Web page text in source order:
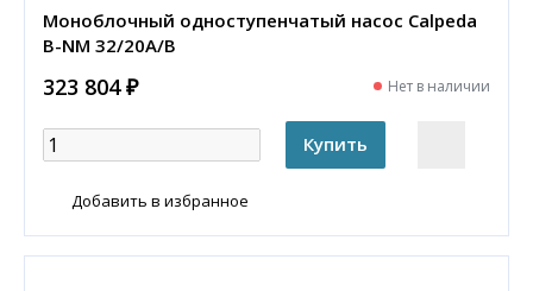
Моноблочный одноступенчатый насос Calpeda
B-NM 32/20A/B
323 804 ₽ Нет в наличии
Добавить в избранное